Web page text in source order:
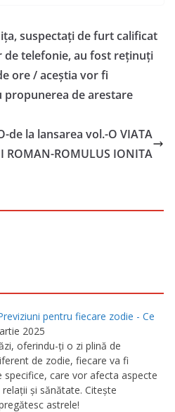
suspectaţi de furt calificat
de telefonie, au fost reţinuţi
ore / aceştia vor fi
de arestare
de la lansarea vol.-O VIATA
ROMAN-ROMULUS IONITA
pentru fiecare zodie - Ce
2025
oferindu-ţi o zi plină de
de zodie, fiecare va fi
care vor afecta aspecte
şi sănătate. Citeşte
astrele!